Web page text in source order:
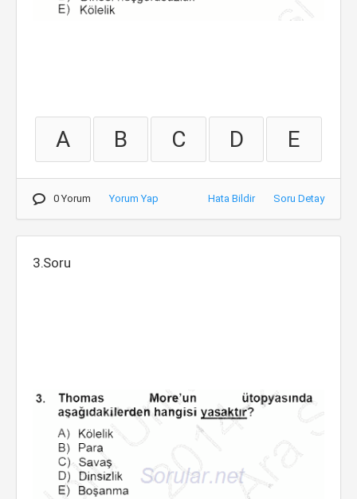
A B C D E
0 Yorum Yorum Yap Hata Bildir Soru Detay
3.Soru